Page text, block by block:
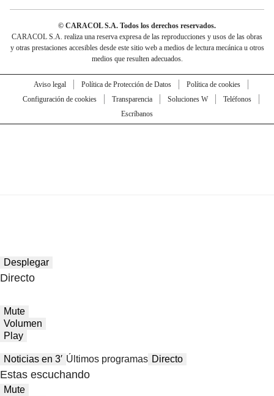
© CARACOL S.A. Todos los derechos reservados.
CARACOL S.A. realiza una reserva expresa de las reproducciones y usos de las obras
y otras prestaciones accesibles desde este sitio web a medios de lectura mecánica u otros
medios que resulten adecuados.
Aviso legal Política de Protección de Datos
Política de cookies
Configuración de cookies
Transparencia Soluciones W
Teléfonos
Escríbanos
Desplegar
Directo
Mute
Volumen
Play
Noticias en 3′ Últimos programas Directo
Estas escuchando
Mute